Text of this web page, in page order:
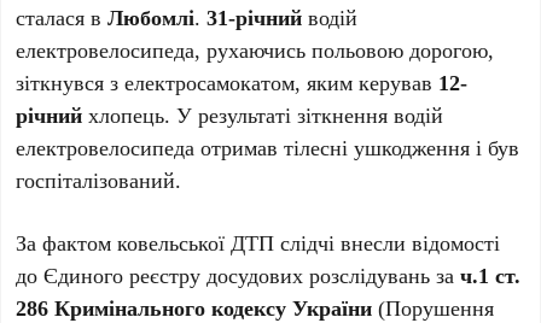
сталася вЛюбомлі.31-річний водій
електровелосипеда, рухаючись польовою дорогою,
зіткнувся з електросамокатом, яким керував 12-
річний хлопець. У результаті зіткнення водій
електровелосипеда отримав тілесні ушкодження і був
госпіталізований.
За фактом ковельської ДТП слідчі внесли відомості
до Єдиного реєстру досудових розслідувань зач.1 ст.
286 Кримінального кодексу України (Порушення